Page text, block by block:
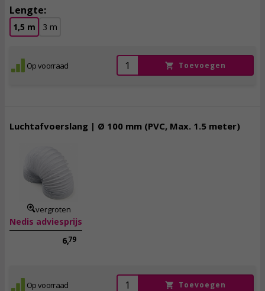
Lengte:
1,5 m 3 m
Op voorraad Toevoegen
Luchtafvoerslang | Ø 100 mm (PVC, Max. 1.5 meter)
vergroten
Nedis adviesprijs
6,79
Op voorraad Toevoegen